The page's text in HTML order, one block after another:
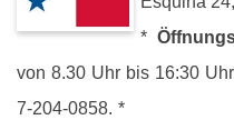
*
von 8.30 Uhr bis 16:30
7-204-